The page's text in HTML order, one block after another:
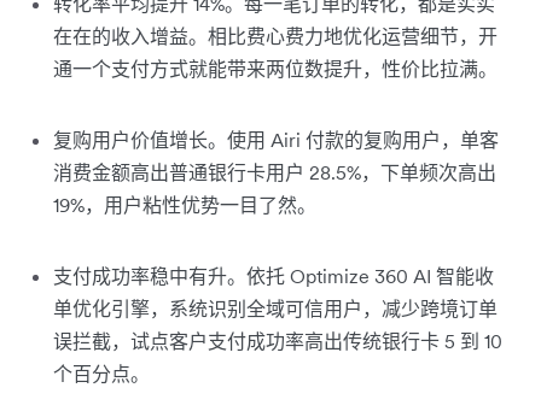
在在的收入增益。相比费心费力地优化运营细节，开
通一个支付方式就能带来两位数提升，性价比拉满。
复购用户价值增长。使用 Airi 付款的复购用户，单客
消费金额高出普通银行卡用户 28.5%，下单频次高出
19%，用户粘性优势一目了然。
支付成功率稳中有升。依托 Optimize 360 AI 智能收
单优化引擎，系统识别全域可信用户，减少跨境订单
误拦截，试点客户支付成功率高出传统银行卡 5 到 10
个百分点。